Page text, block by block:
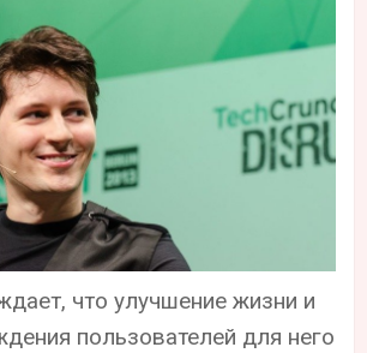
что улучшение жизни и
пользователей для него